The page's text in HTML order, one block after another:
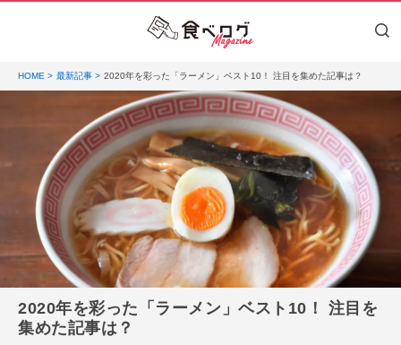
HOME 最新記事 2020年を彩った「ラーメン」ベスト10！ 注目を集めた記事は？
2020年を彩った「ラーメン」ベスト10！ 注目を
集めた記事は？